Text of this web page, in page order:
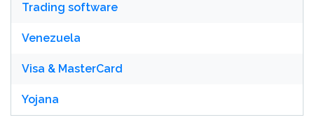
Trading software
Venezuela
Visa & MasterCard
Yojana